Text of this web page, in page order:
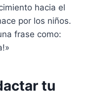
hacia el
por los niños.
frase como:
tu